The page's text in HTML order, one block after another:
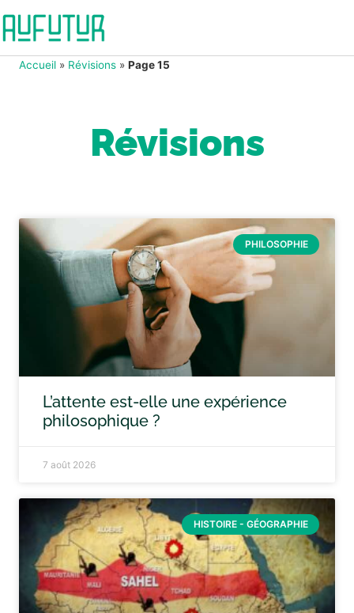
Accueil » Révisions » Page 15
Révisions
PHILOSOPHIE
L’attente est-elle une expérience
philosophique ?
7 août 2026
HISTOIRE - GÉOGRAPHIE